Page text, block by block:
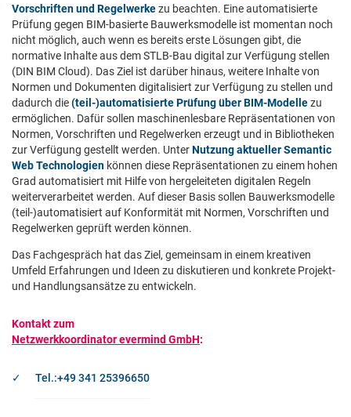
Vorschriften und Regelwerkezu beachten. Eine automatisierte
Prüfung gegen BIM-basierte Bauwerksmodelle ist momentan noch
nicht möglich, auch wenn es bereits erste Lösungen gibt, die
normative Inhalte aus dem STLB-Bau digital zur Verfügung stellen
(DIN BIM Cloud). Das Ziel ist darüber hinaus, weitere Inhalte von
Normen und Dokumenten digitalisiert zur Verfügung zu stellen und
dadurch die(teil-)automatisierte Prüfung über BIM-Modellezu
ermöglichen. Dafür sollen maschinenlesbare Repräsentationen von
Normen, Vorschriften und Regelwerken erzeugt und in Bibliotheken
zur Verfügung gestellt werden. UnterNutzung aktueller Semantic
Web Technologien können diese Repräsentationen zu einem hohen
Grad automatisiert mit Hilfe von hergeleiteten digitalen Regeln
weiterverarbeitet werden. Auf dieser Basis sollen Bauwerksmodelle
(teil-)automatisiert auf Konformität mit Normen, Vorschriften und
Regelwerken geprüft werden können.
Das Fachgespräch hat das Ziel, gemeinsam in einem kreativen
Umfeld Erfahrungen und Ideen zu diskutieren und konkrete Projekt-
und Handlungsansätze zu entwickeln.
Kontakt zum
Netzwerkkoordinator evermind GmbH:
Tel.:+49 341 25396650